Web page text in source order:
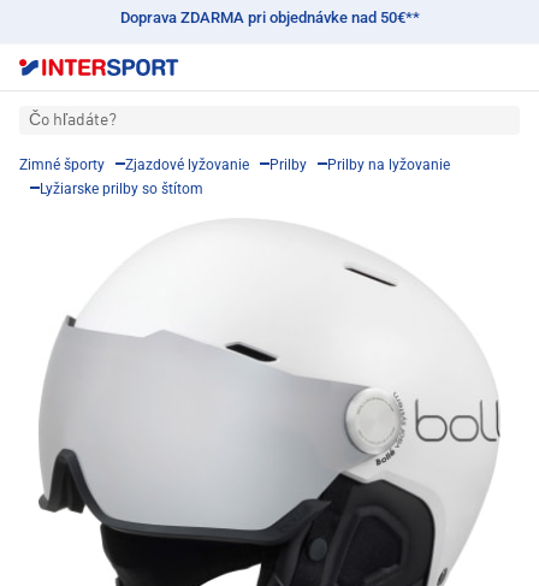
Doprava ZDARMA pri objednávke nad 50€**
Čo hľadáte?
Zimné športy Zjazdové lyžovanie Prilby
Prilby na lyžovanie
Lyžiarske prilby so štítom